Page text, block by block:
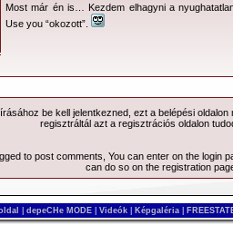
Most már én is… Kezdem elhagyni a
Use you “okozott”.
be kell jelentkezned, ezt a belépésioldalon
regisztráltál azt a regisztrációs oldalon
to post comments, You can enter on the login
can do so on the registration
depeCHe MODE Videók Képgaléria